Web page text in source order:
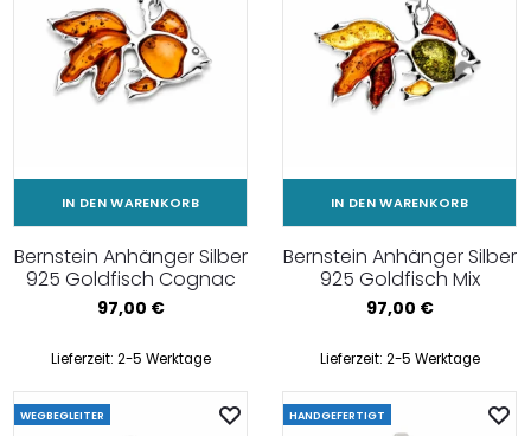
IN DEN WARENKORB
Bernstein Anhänger Silber
925 Goldfisch Cognac
97,00 €
Lieferzeit: 2-5 Werktage
IN DEN WARENKORB
Bernstein Anhänger Silber
925 Goldfisch Mix
97,00 €
Lieferzeit: 2-5 Werktage
WEGBEGLEITER HANDGEFERTIGT